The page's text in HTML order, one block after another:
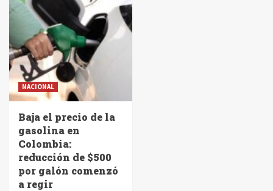
NACIONAL
Baja el precio de la
gasolina en
Colombia:
reducción de $500
por galón comenzó
a regir